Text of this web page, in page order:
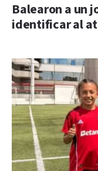
Balearon a un
identificar al